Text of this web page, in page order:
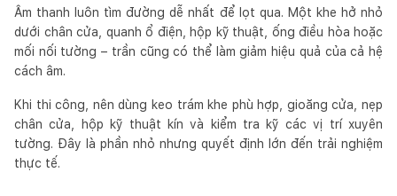
Âm thanh luôn tìm đường dễ nhất để lọt qua. Một khe hở nhỏ
dưới chân cửa, quanh ổ điện, hộp kỹ thuật, ống điều hòa hoặc
mối nối tường – trần cũng có thể làm giảm hiệu quả của cả hệ
cách âm.
Khi thi công, nên dùng keo trám khe phù hợp, gioăng cửa, nẹp
chân cửa, hộp kỹ thuật kín và kiểm tra kỹ các vị trí xuyên
tường. Đây là phần nhỏ nhưng quyết định lớn đến trải nghiệm
thực tế.